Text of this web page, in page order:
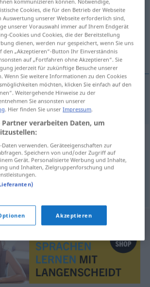
Übersetzungen
Übersetzung anklicken/antippen)
für "Computer"
Cookies, die für den Betrieb der Webseite
Auswertung unserer Webseite erforderlich sind,
unserer Vorauswahl immer auf Ihrem Endgerät
Cookies und Cookies, die der Bereitstellung
dienen, werden nur gespeichert, wenn Sie uns
den „Akzeptieren“-Button Ihr Einverständnis
auf „Fortfahren ohne Akzeptieren“. Sie
jederzeit für zukünftige Besuche unserer
Wenn Sie weitere Informationen zu den Cookies
möchten, klicken Sie einfach auf den
Weitergehende Hinweise zu der
Sie ansonsten unserer
. Hier finden Sie unserImpressum
verarbeiten Daten, um
Daten verwenden. Geräteeigenschaften zur
Speichern von und/oder Zugriff auf
Gerät. Personalisierte Werbung und Inhalte,
und Inhalten, Zielgruppenforschung und
Akzeptieren